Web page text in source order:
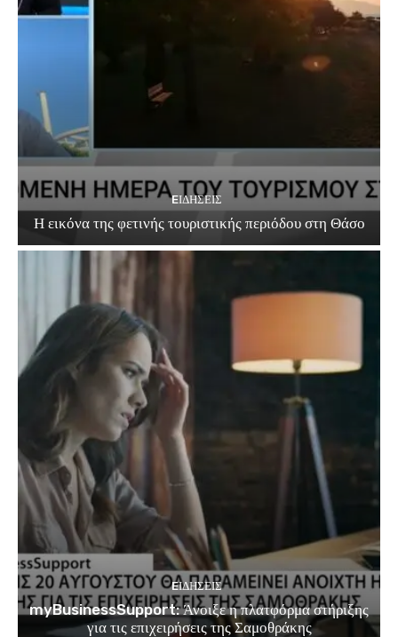
EΙΔΗΣΕΙΣ
Η εικόνα της φετινής τουριστικής περιόδου στη Θάσο
EΙΔΗΣΕΙΣ
myBusinessSupport: Άνοιξε η πλατφόρμα στήριξης
για τις επιχειρήσεις της Σαμοθράκης